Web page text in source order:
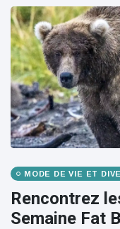
MODE DE VIE ET
Rencontrez
Semaine Fat